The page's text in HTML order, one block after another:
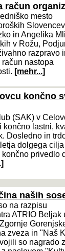
račun
mesto
Slovencev
in Angelika
v Rožu,
razpravo
nastopa
[mehr...]
končno
(SAK) v
končno lastni,
Dosledno in
dolgega
končno privedlo
naših
na razpisu
ATRIO Beljak
zveza in "Naš
so nagrado